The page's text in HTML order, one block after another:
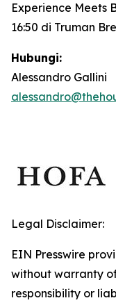
Experience Meets
16:50 di Truman
Hubungi:
Alessandro Gallini
Legal Disclaimer:
EIN Presswire
without warranty
responsibility or